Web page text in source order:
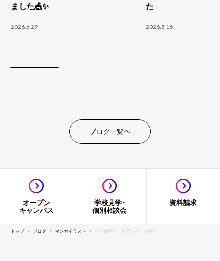
ました🎪✨
2026.6.29
た
2026.3.16
ブログ一覧へ
オープン
キャンパス
学校見学・
個別相談会
資料請求
トップ ブログ マンガイラスト 学内展示会 展示スペース紹介